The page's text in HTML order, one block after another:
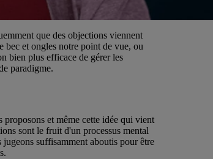
que des objections viennent
bec et ongles notre point de vue, ou
bien plus efficace de gérer les
paradigme.
et même cette idée qui vient
sont le fruit d'un processus mental
suffisamment aboutis pour être